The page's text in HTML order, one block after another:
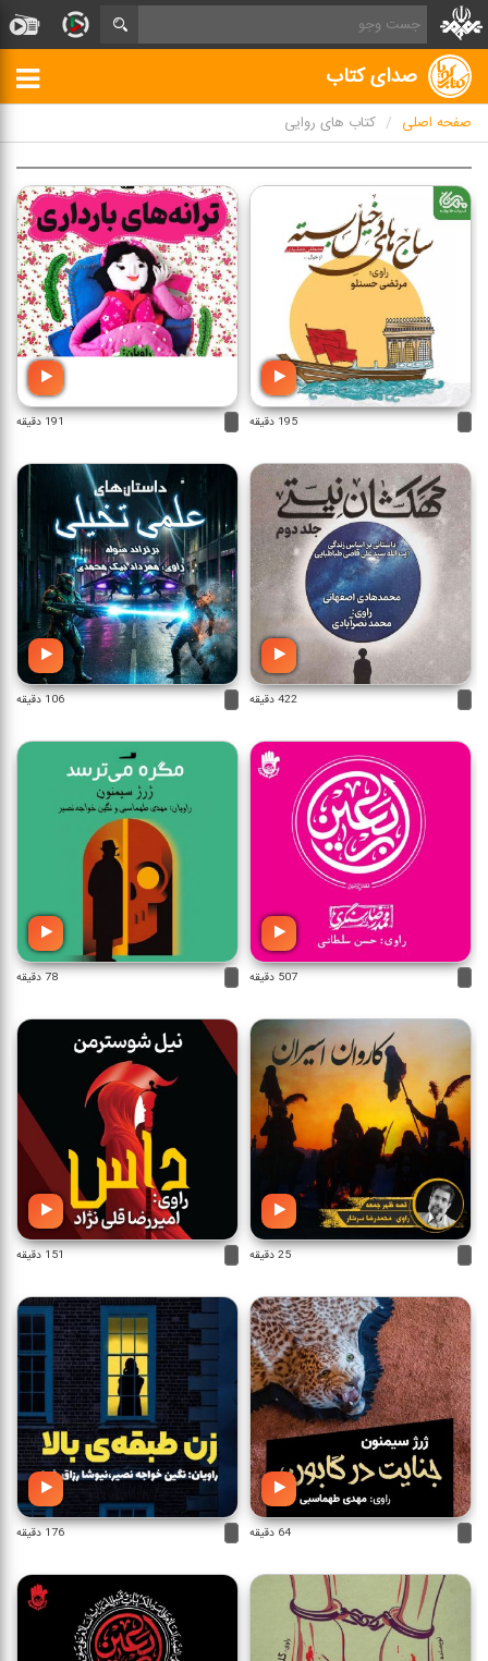
صدای کتاب
صفحه اصلی کتاب های روایی
195 دقیقه 191 دقیقه
422 دقیقه 106 دقیقه
507 دقیقه 78 دقیقه
25 دقیقه 151 دقیقه
64 دقیقه 176 دقیقه